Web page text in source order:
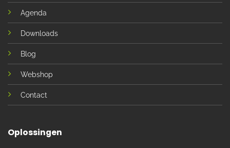
Agenda
Downloads
Blog
Webshop
Contact
Oplossingen